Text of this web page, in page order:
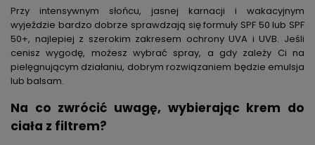
Przy intensywnym słońcu, jasnej karnacji i wakacyjnym
wyjeździe bardzo dobrze sprawdzają się formuły SPF 50 lub SPF
50+, najlepiej z szerokim zakresem ochrony UVA i UVB. Jeśli
cenisz wygodę, możesz wybrać spray, a gdy zależy Ci na
pielęgnującym działaniu, dobrym rozwiązaniem będzie emulsja
lub balsam.
Na co zwrócić uwagę, wybierając krem do
ciała z filtrem?